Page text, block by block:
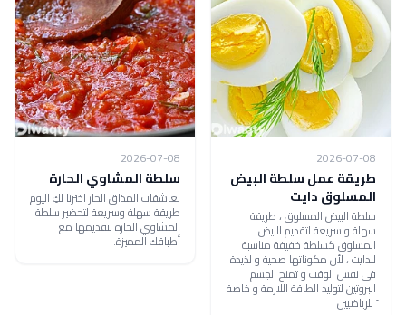
2026-07-08
طريقة عمل سلطة البيض
المسلوق دايت
سلطة البيض المسلوق ، طريقة
سهلة و سريعة لتقديم البيض
المسلوق كسلطة خفيفة مناسبة
للدايت ، لأن مكوناتها صحية و لذيذة
في نفس الوقت و تمنح الجسم
البروتين لتوليد الطاقة اللازمة و خاصة
ً للرياضيين .
2026-07-08
سلطة المشاوي الحارة
لعاشقات المذاق الحار اخترنا لكِ اليوم
طريقة سهلة وسريعة لتحضير سلطة
المشاوي الحارة لتقديمها مع
أطباقك المميزة.